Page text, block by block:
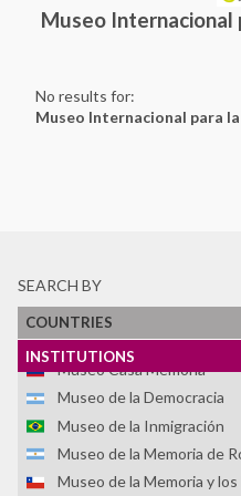
Museo Internacional
No results for:
Museo Internacional para
SEARCH BY
COUNTRIES
INSTITUTIONS
Reconciliación Social -
Memoria Abierta
Memorial Brumadinho
Memorial para la Concordia
Movimiento Ciudadano
Museo Casa de la
Museo Casa Memoria
Museo de la Democracia
Museo de la Inmigración
Museo de la Memoria de
Museo de la Memoria y